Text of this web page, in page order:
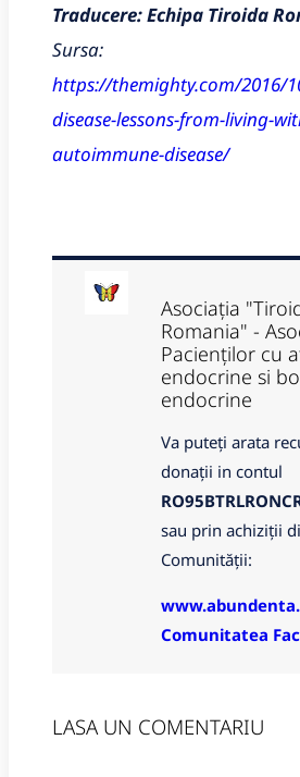
Traducere: Echipa Tiroida
Sursa:
https://themighty.com/2016/
disease-lessons-from-living-
autoimmune-disease/
Asociația
Romania" -
Pacienților cu
endocrine si
endocrine
Va puteți arata
donații in contul
sau prin achiziții
Comunității:
Comunitatea
LASA UN COMENTARIU